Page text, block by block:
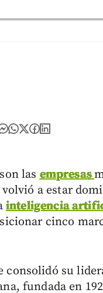
lasempresas
a estar
inteligencia
cinco
consolidó su
fundada en